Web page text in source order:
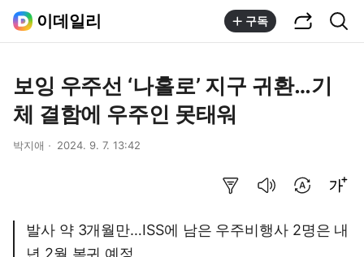
이데일리 구독
보잉 우주선 ‘나홀로’ 지구 귀환…기
체 결함에 우주인 못태워
박지애 2024. 9. 7. 13:42
발사 약 3개월만…ISS에 남은 우주비행사 2명은 내
년 2월 복귀 예정